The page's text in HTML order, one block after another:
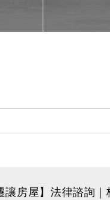
讓房屋】法律諮詢｜